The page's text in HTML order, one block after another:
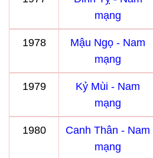
mạng
1978
Mậu Ngọ - Nam
mạng
1979
Kỷ Mùi - Nam
mạng
1980
Canh Thân - Nam
mạng